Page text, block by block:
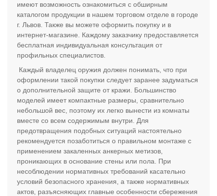
имеют возможность ознакомиться с обширным
каталогом продукции в нашем торговом отделе в городе
г. Львов. Также вы можете оформить покупку и в
интернет-магазине. Каждому заказчику предоставляется
бесплатная индивидуальная консультация от
профильных специалистов.
Каждый владелец оружия должен понимать, что при
оформлении такой покупки следует заранее задуматься
о дополнительной защите от кражи. Большинство
моделей имеет компактные размеры, сравнительно
небольшой вес, поэтому их легко вынести из комнаты
вместе со всем содержимым внутри. Для
предотвращения подобных ситуаций настоятельно
рекомендуется позаботиться о правильном монтаже с
применением закаленных анкерных метизов,
проникающих в основание стены или пола. При
несоблюдении нормативных требований касательно
условий безопасного хранения, а также нормативных
актов, разъясняющих главные особенности сбережения